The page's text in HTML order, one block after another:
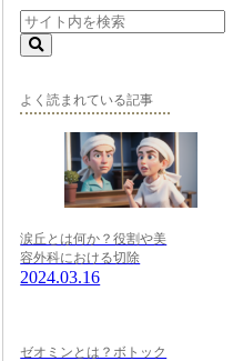
よく読まれている記事
涙丘とは何か？役割や美
容外科における切除
2024.03.16
ゼオミンとは？ボトック